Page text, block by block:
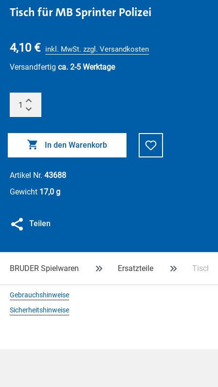
Tisch für MB Sprinter Polizei
4,10 € inkl. MwSt. zzgl. Versandkosten
Versandfertig ca. 2-5 Werktage
In den Warenkorb
Artikel Nr. 43688
Gewicht 17,0 g
Teilen
BRUDER Spielwaren Ersatzteile Tisch
Gebrauchshinweise
Sicherheitshinweise